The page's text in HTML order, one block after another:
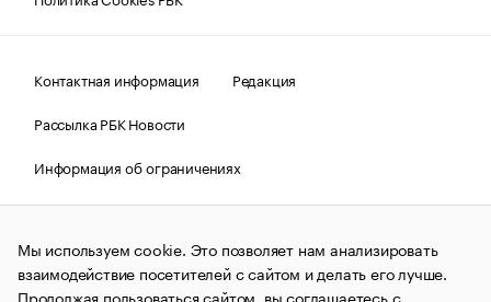
Контактная информация
Редакция
Рассылка РБК Новости
Информация об ограничениях
Правовая информация
О соблюдении авторских прав
© АО «РОСБИЗНЕСКОНСАЛТИНГ»,1995–2026.Сообщения
и материалы информационного агентства «РБК»
(зарегистрировано Федеральной службой по надзору в сфере
Мы используем cookie. Это позволяет нам анализировать
взаимодействие посетителей с сайтом и делать его лучше.
Продолжая пользоваться сайтом, вы соглашаетесь с